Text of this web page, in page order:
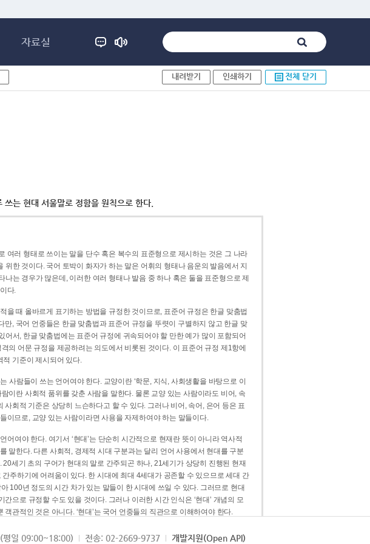
자료실
내려받기 인쇄하기 전체 닫기
는 현대 서울말로 정함을 원칙으로 한다.
여러 형태로 쓰이는 말을 단수 혹은 복수의 표준형으로 제시하는 것은 그 나라
위한 것이다. 국어 토박이 화자가 하는 말은 어휘의 형태나 음운의 발음에서 지
나는 경우가 많은데, 이러한 여러 형태나 발음 중 하나 혹은 둘을 표준형으로 제
다.
을 때 올바르게 표기하는 방법을 규정한 것이므로, 표준어 규정은 한글 맞춤법
만, 국어 언중들은 한글 맞춤법과 표준어 규정을 뚜렷이 구별하지 않고 한글 맞
어서, 한글 맞춤법에는 표준어 규정에 귀속되어야 할 만한 예가 많이 포함되어
의 어문 규정을 제공하려는 의도에서 비롯된 것이다. 이 표준어 규정 제1항에
적 기준이 제시되어 있다.
사람들이 쓰는 언어여야 한다. 교양이란 ‘학문, 지식, 사회생활을 바탕으로 이
이란 사회적 품위를 갖춘 사람을 말한다. 물론 교양 있는 사람이라도 비어, 속
사회적 기준은 상당히 느슨하다고 할 수 있다. 그러나 비어, 속어, 은어 등은 표
이므로, 교양 있는 사람이라면 사용을 자제하여야 하는 말들이다.
어여야 한다. 여기서 ‘현대’는 단순히 시간적으로 현재란 뜻이 아니라 역사적
말한다. 다른 사회적, 경제적 시대 구분과는 달리 언어 사용에서 현대를 구분
세기 초의 구어가 현대의 말로 간주되곤 하나, 21세기가 상당히 진행된 현재
주하기에 어려움이 있다. 한 시대에 최대 4세대가 공존할 수 있으므로 세대 간
100년 정도의 시간 차가 있는 말들이 한 시대에 쓰일 수 있다. 그러므로 현대
으로 규정할 수도 있을 것이다. 그러나 이러한 시간 인식은 ‘현대’ 개념의 모
관적인 것은 아니다. ‘현대’는 국어 언중들의 직관으로 이해하여야 한다.
어야 한다. 이는 표준어의 공용어적 성격을 가장 크게 드러내 주는 기준이다.
평일 09:00~18:00) 전송: 02-2669-9737 개발지원(Open API)